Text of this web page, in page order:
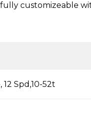
customizeable
12 Spd,10-52t